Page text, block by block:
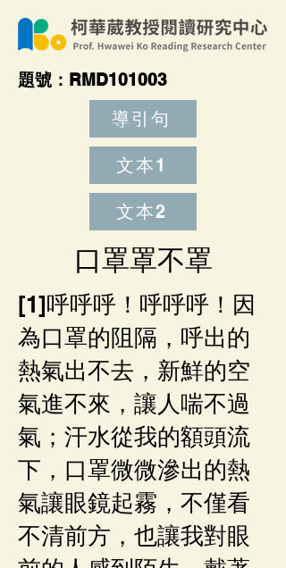
題號：RMD101003
導引句
文本1
文本2
口罩罩不罩
[1]呼呼呼！呼呼呼！因
為口罩的阻隔，呼出的
熱氣出不去，新鮮的空
氣進不來，讓人喘不過
氣；汗水從我的額頭流
下，口罩微微滲出的熱
氣讓眼鏡起霧，不僅看
不清前方，也讓我對眼